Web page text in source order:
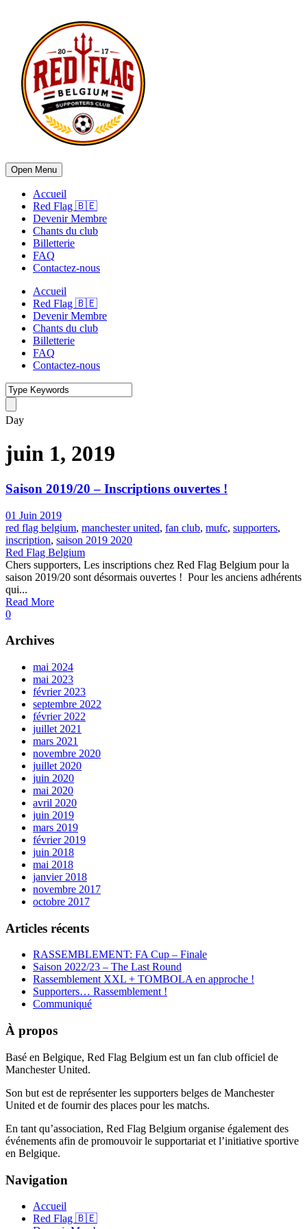
Open Menu
Accueil
Red Flag 🇧🇪
Devenir Membre
Chants du club
Billetterie
FAQ
Contactez-nous
Accueil
Red Flag 🇧🇪
Devenir Membre
Chants du club
Billetterie
FAQ
Contactez-nous
Day
juin 1, 2019
Saison 2019/20 – Inscriptions ouvertes !
01 Juin 2019
red flag belgium, manchester united, fan club, mufc, supporters,
inscription, saison 2019 2020
Red Flag Belgium
Chers supporters, Les inscriptions chez Red Flag Belgium pour la
saison 2019/20 sont désormais ouvertes ! ​ Pour les anciens adhérents
qui...
Read More
0
Archives
mai 2024
mai 2023
février 2023
septembre 2022
février 2022
juillet 2021
mars 2021
novembre 2020
juillet 2020
juin 2020
mai 2020
avril 2020
juin 2019
mars 2019
février 2019
juin 2018
mai 2018
janvier 2018
novembre 2017
octobre 2017
Articles récents
RASSEMBLEMENT: FA Cup – Finale
Saison 2022/23 – The Last Round
Rassemblement XXL + TOMBOLA en approche !
Supporters… Rassemblement !
Communiqué
À propos
Basé en Belgique, Red Flag Belgium est un fan club officiel de
Manchester United.
Son but est de représenter les supporters belges de Manchester
United et de fournir des places pour les matchs.
En tant qu’association, Red Flag Belgium organise également des
événements afin de promouvoir le supportariat et l’initiative sportive
en Belgique.
Navigation
Accueil
Red Flag 🇧🇪